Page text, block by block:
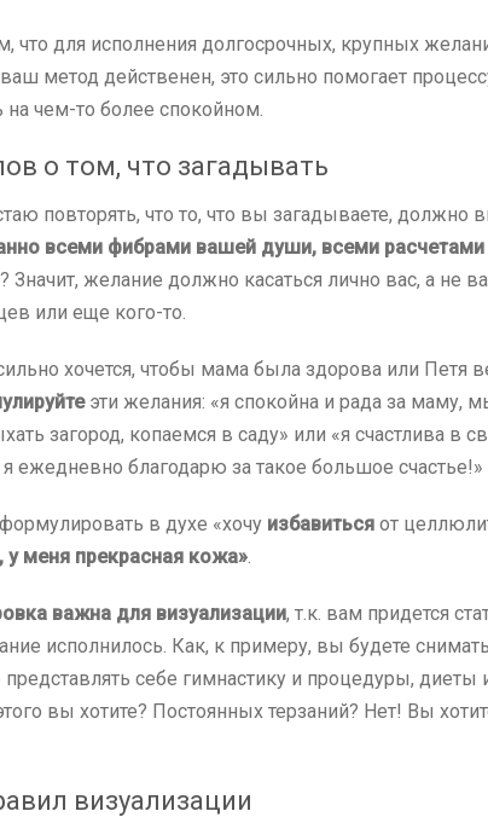
что для исполнения долгосрочных, крупных
метод действенен, это сильно помогает
на чем-то более спокойном.
о том, что загадывать
повторять, что то, что вы загадываете,
всеми фибрами вашей души, всеми расчетами
Значит, желание должно касаться лично вас, а
или еще кого-то.
хочется, чтобы мама была здорова или Петя
эти желания: «я спокойна и рада за маму,
загород, копаемся в саду» или «я счастлива в
я ежедневно благодарю за такое большое счастье!»
в духе «хочу избавиться от
у меня прекрасная кожа».
важна для визуализации, т.к. вам придется
исполнилось. Как, к примеру, вы будете
себе гимнастику и процедуры, диеты
вы хотите? Постоянных терзаний? Нет! Вы
визуализации